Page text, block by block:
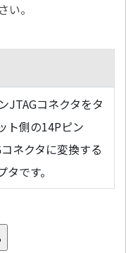
。
JTAGコネクタをタ
ト側の14Pピン
ネクタに変換する
タです。